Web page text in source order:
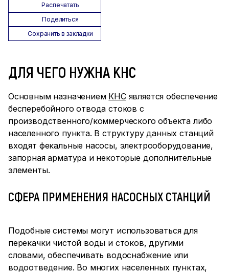
Распечатать
Поделиться
Сохранить в закладки
ДЛЯ ЧЕГО НУЖНА КНС
Основным назначением КНСявляется обеспечение
бесперебойного отвода стоков с
производственного/коммерческого объекта либо
населенного пункта. В структуру данных станций
входят фекальные насосы, электрооборудование,
запорная арматура и некоторые дополнительные
элементы.
СФЕРА ПРИМЕНЕНИЯ НАСОСНЫХ СТАНЦИЙ
Подобные системы могут использоваться для
перекачки чистой воды и стоков, другими
словами, обеспечивать водоснабжение или
водоотведение. Во многих населенных пунктах,